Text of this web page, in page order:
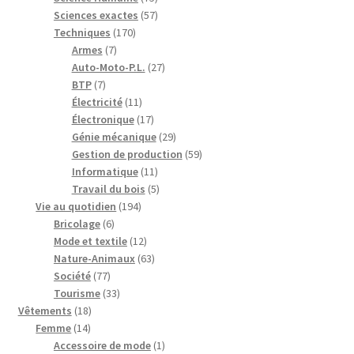
produits
Sciences exactes 5757
Techniques 170170
Armes 77
produits
Auto-Moto-P.L. 2727
BTP 77
produits
Électricité 1111
produits
Électronique 1717
produits
Génie mécanique 2929
produits
Gestion de production 5959
Informatique 1111
produits
Travail du bois 55
Vie au quotidien 194194
Bricolage 66
produits
Mode et textile 1212
produits
Nature-Animaux 6363
Société 7777
produits
Tourisme 3333
Vêtements 1818
produits
Femme 1414
produits
Accessoire de mode 11